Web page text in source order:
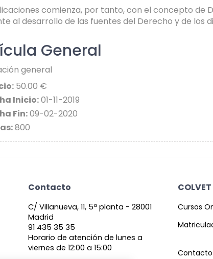
comienza, por tanto, con el concepto de
al desarrollo de las fuentes del Derecho y de
General
general
50.00 €
Inicio:01-11-2019
Fin:09-02-2020
800
Contacto
C/ Villanueva, 11, 5ª planta - 28001
Madrid
91 435 35 35
Horario de atención de lunes a
viernes de 12:00 a 15:00
Cursos
Contacto